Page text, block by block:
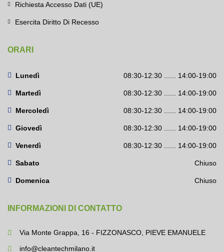
Richiesta Accesso Dati (UE)
Esercita Diritto Di Recesso
ORARI
Lunedì 08:30-12:30 ...... 14:00-19:00
Martedì 08:30-12:30 ...... 14:00-19:00
Mercoledì 08:30-12:30 ...... 14:00-19:00
Giovedì 08:30-12:30 ...... 14:00-19:00
Venerdì 08:30-12:30 ...... 14:00-19:00
Sabato Chiuso
Domenica Chiuso
INFORMAZIONI DI CONTATTO
Via Monte Grappa, 16 - FIZZONASCO, PIEVE EMANUELE
info@cleantechmilano.it